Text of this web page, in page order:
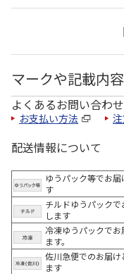
マークや記載内
よくあるお問い合わせ
お支払い方法
配送情報について
ゆうパック等でお届
す
チルドゆうパックで
します
冷凍ゆうパックでお
ます。
佐川急便でのお届け
ます